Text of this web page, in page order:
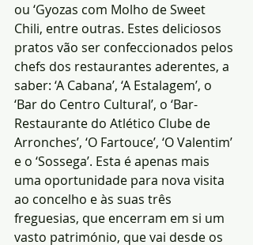
ou ‘Gyozas com Molho de Sweet
Chili, entre outras. Estes deliciosos
pratos vão ser confeccionados pelos
chefs dos restaurantes aderentes, a
saber: ‘A Cabana’, ‘A Estalagem’, o
‘Bar do Centro Cultural’, o ‘Bar-
Restaurante do Atlético Clube de
Arronches’, ‘O Fartouce’, ‘O Valentim’
e o ‘Sossega’. Esta é apenas mais
uma oportunidade para nova visita
ao concelho e às suas três
freguesias, que encerram em si um
vasto património, que vai desde os